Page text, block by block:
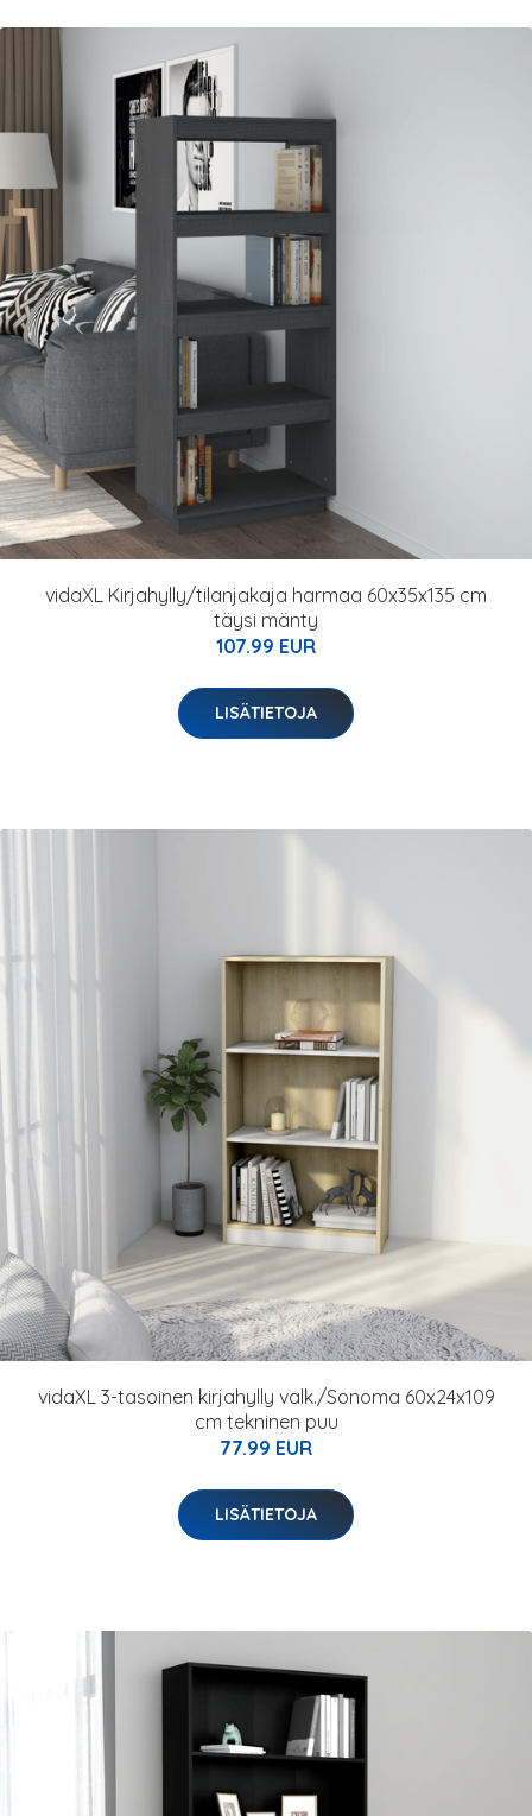
vidaXL Kirjahylly/tilanjakaja harmaa 60x35x135 cm
täysi mänty
107.99 EUR
LISÄTIETOJA
vidaXL 3-tasoinen kirjahylly valk./Sonoma 60x24x109
cm tekninen puu
77.99 EUR
LISÄTIETOJA